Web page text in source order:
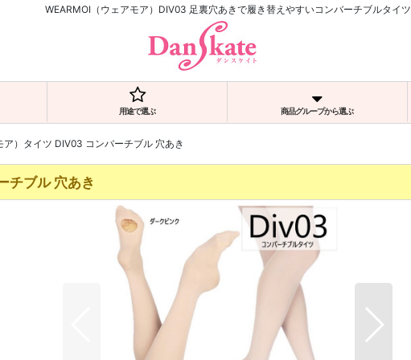
WEARMOI（ウェアモア）DIV03 足裏穴あきで履き替えやすいコンバーチブルタイツ
用途で選ぶ 商品グループから選ぶ
ア）タイツ DIV03 コンバーチブル 穴あき
チブル 穴あき